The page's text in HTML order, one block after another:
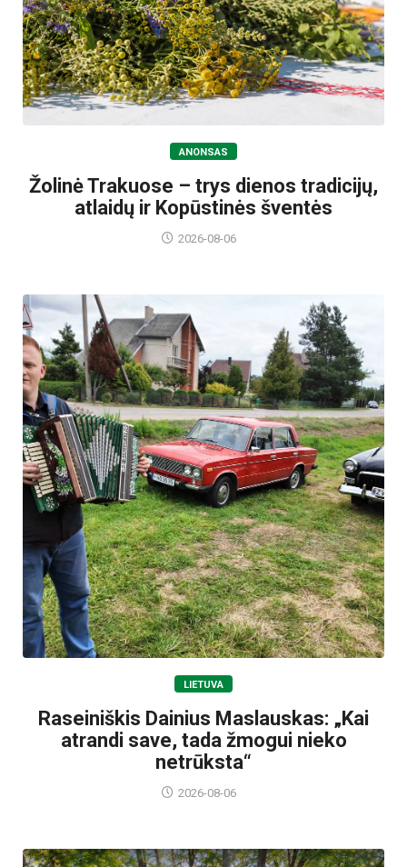
ANONSAS
Žolinė Trakuose – trys dienos tradicijų,
atlaidų ir Kopūstinės šventės
2026-08-06
LIETUVA
Raseiniškis Dainius Maslauskas: „Kai
atrandi save, tada žmogui nieko
netrūksta“
2026-08-06